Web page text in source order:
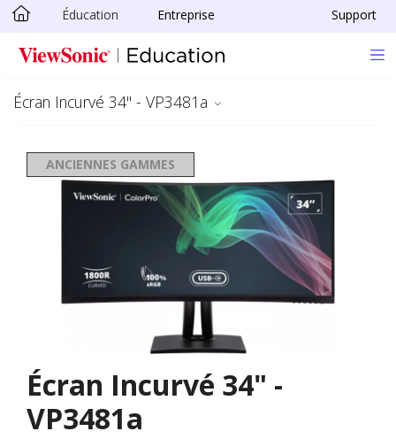
Passer au contenu principal
Éducation Entreprise Support
Écran Incurvé 34" - VP3481a
ANCIENNES GAMMES
Écran Incurvé 34" -
VP3481a